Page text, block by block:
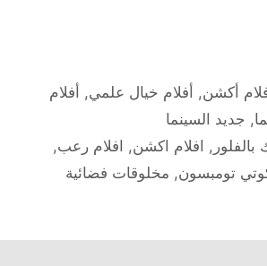
أكشن, أفلام خيال علمي, أفلام
, جديد السينما
بالفلور , افلام اكشن, افلام رعب,
تومبسون, مخلوقات فضائية